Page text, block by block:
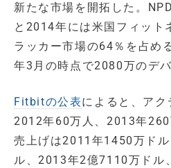
新たな市場を開拓した。
と2014年には米国フィット
ラッカー市場の64％を占め
年3月の時点で2080万のデ
Fitbitの公表によると、アク
2012年60万人、2013年260
売上げは2011年1450万ド
ル、2013年2億7110万ドル